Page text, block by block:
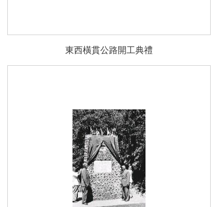
東西橫貫公路開工典禮